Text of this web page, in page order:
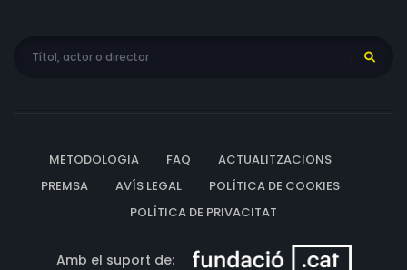
METODOLOGIA FAQ
ACTUALITZACIONS
PREMSA
AVÍS LEGAL
POLÍTICA DE COOKIES
POLÍTICA DE PRIVACITAT
Amb el suport de: